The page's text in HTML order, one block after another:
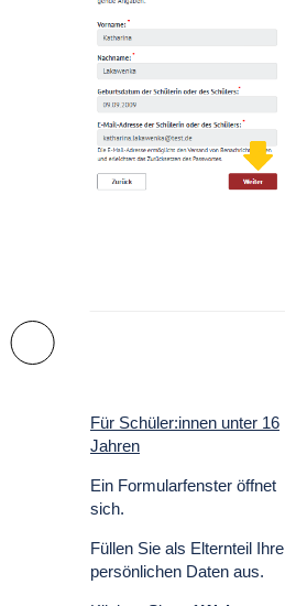
Für Schüler:innen unter 16
Jahren
Ein Formularfenster öffnet
sich.
Füllen Sie als Elternteil Ihre
persönlichen Daten aus.